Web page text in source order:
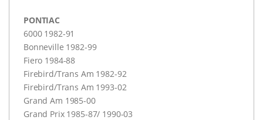
PONTIAC
6000 1982-91
Bonneville 1982-99
Fiero 1984-88
Firebird/Trans Am 1982-92
Firebird/Trans Am 1993-02
Grand Am 1985-00
Grand Prix 1985-87/ 1990-03